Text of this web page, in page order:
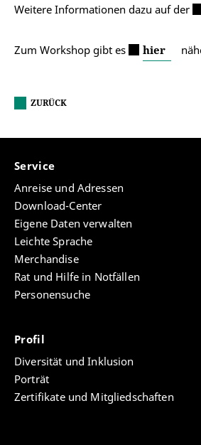
Weitere Informationen dazu auf der
Zum Workshop gibt es hier
ZURÜCK
Service
Anreise und Adressen
Download-Center
Eigene Daten verwalten
Leichte Sprache
Merchandise
Rat und Hilfe in Notfällen
Personensuche
Profil
Diversität und Inklusion
Porträt
Zertifikate und Mitgliedschaften